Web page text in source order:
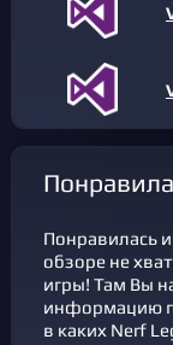
Понравилась
обзоре не
игры! Там Вы
информацию
в каких Nerf